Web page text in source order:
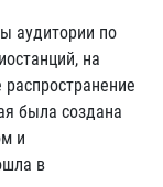
аудитории по
на
была создана
и
в